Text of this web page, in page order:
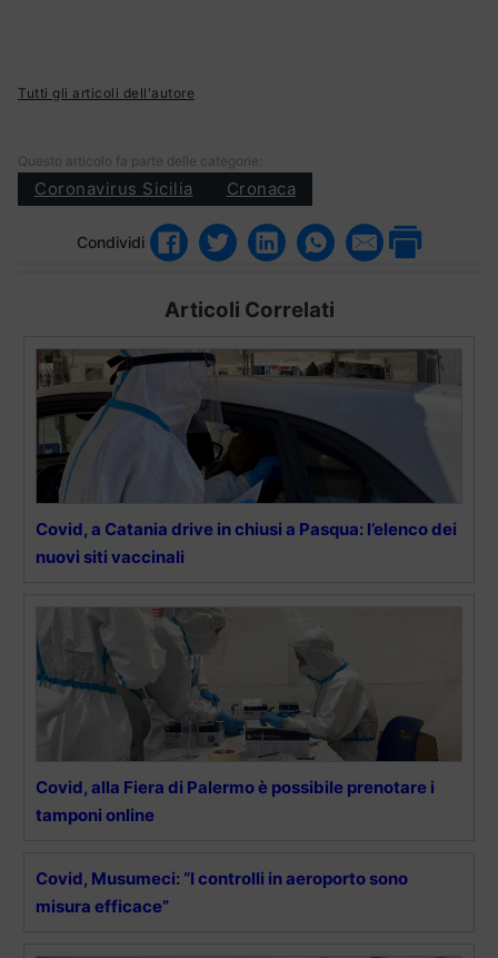
Tutti gli articoli dell'autore
Questo articolo fa parte delle categorie:
Coronavirus Sicilia Cronaca
Condividi
Articoli Correlati
Covid, a Catania drive in chiusi a Pasqua: l’elenco dei
nuovi siti vaccinali
Covid, alla Fiera di Palermo è possibile prenotare i
tamponi online
Covid, Musumeci: “I controlli in aeroporto sono
misura efficace”